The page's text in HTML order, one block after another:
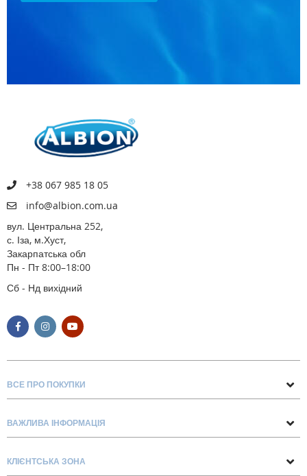
+38 067 985 18 05
info@albion.com.ua
вул. Центральна 252,
с. Іза, м.Хуст,
Закарпатська обл
Пн - Пт 8:00–18:00
Сб - Нд вихідний
ВСЕ ПРО ПОКУПКИ
Про нас
Блог
ВАЖЛИВА ІНФОРМАЦІЯ
Доставка та оплата
КЛІЄНТСЬКА ЗОНА